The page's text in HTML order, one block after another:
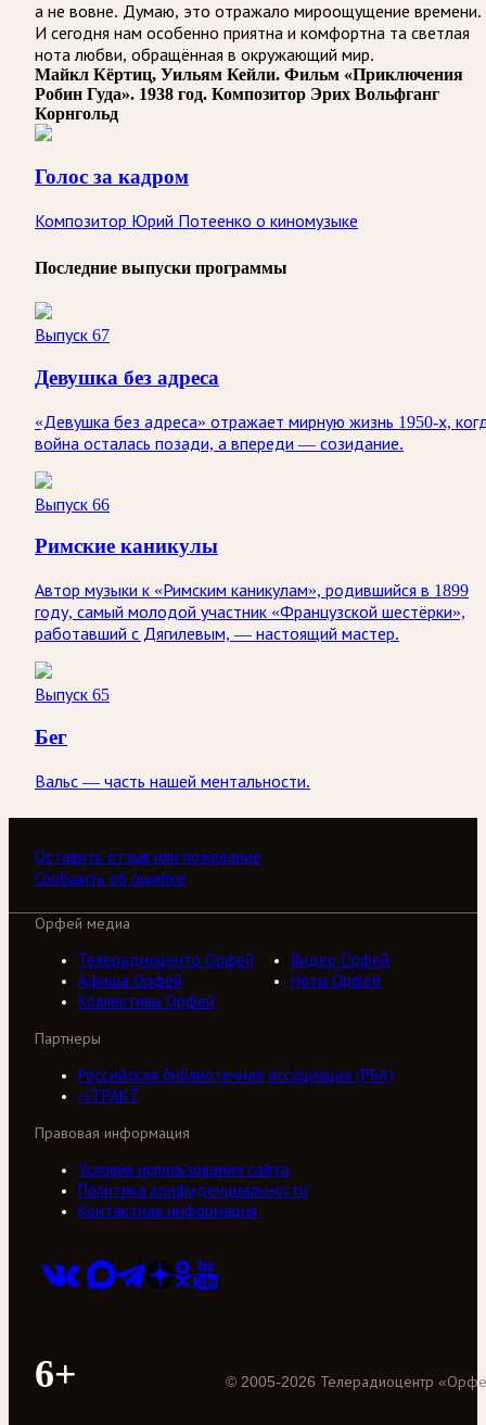
а не вовне. Думаю, это отражало мироощущение времени.
И сегодня нам особенно приятна и комфортна та светлая
нота любви, обращённая в окружающий мир.
Майкл Кёртиц, Уильям Кейли. Фильм «Приключения
Робин Гуда». 1938 год. Композитор Эрих Вольфганг
Корнгольд
Голос за кадром
Композитор Юрий Потеенко о киномузыке
Последние выпуски программы
Выпуск 67
Девушка без адреса
«Девушка без адреса» отражает мирную жизнь 1950-х,
война осталась позади, а впереди — созидание.
Выпуск 66
Римские каникулы
Автор музыки к «Римским каникулам», родившийся в 1899
году, самый молодой участник «Французской шестёрки»,
работавший с Дягилевым, — настоящий мастер.
Выпуск 65
Бег
Вальс — часть нашей ментальности.
Оставить отзыв или пожелание
Сообщить об ошибке
Орфей медиа
Телерадиоцентр Орфей
Видео Орфей
Афиша Орфей
Ноты Орфей
Коллективы Орфей
Партнеры
Российская библиотечная ассоциация (РБА)
///ТРАКТ
Правовая информация
Условия использования сайта
Политика конфиденциальности
Контактная информация
6+ © 2005-2026 Телерадиоцентр